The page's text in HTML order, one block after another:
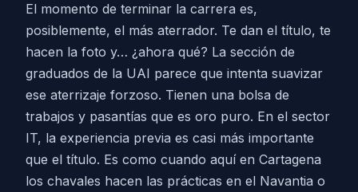
El momento de terminar la carrera es,
posiblemente, el más aterrador. Te dan el título, te
hacen la foto y… ¿ahora qué? La sección de
graduados de la UAI parece que intenta suavizar
ese aterrizaje forzoso. Tienen una bolsa de
trabajos y pasantías que es oro puro. En el sector
IT, la experiencia previa es casi más importante
que el título. Es como cuando aquí en Cartagena
los chavales hacen las prácticas en el Navantia o